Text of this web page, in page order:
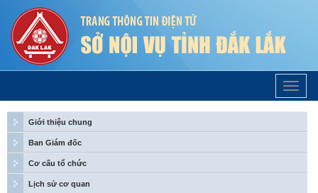
Trang
Chủ
Giới thiệu chung
Ban Giám đốc
Cơ cấu tổ chức
Lịch sử cơ quan